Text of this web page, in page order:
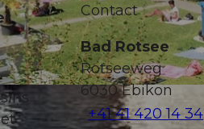
Contact
Bad Rotsee
Rotseeweg
6030Ebikon
+41 41 420 14 34